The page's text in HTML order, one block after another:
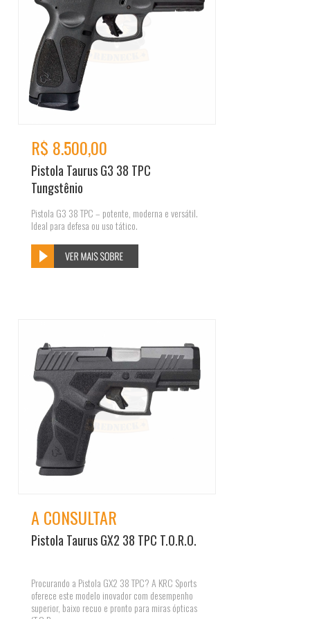
R$ 8.500,00
Pistola Taurus G3 38 TPC
Tungstênio
Pistola G3 38 TPC – potente, moderna e versátil.
Ideal para defesa ou uso tático.
A CONSULTAR
Pistola Taurus GX2 38 TPC T.O.R.O.
Procurando a Pistola GX2 38 TPC? A KRC Sports
oferece este modelo inovador com desempenho
superior, baixo recuo e pronto para miras ópticas